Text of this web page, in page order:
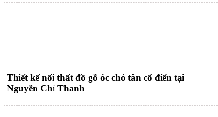
Thiết kế nối thất đồ gỗ óc chó tân cổ điển tại
Nguyễn Chí Thanh